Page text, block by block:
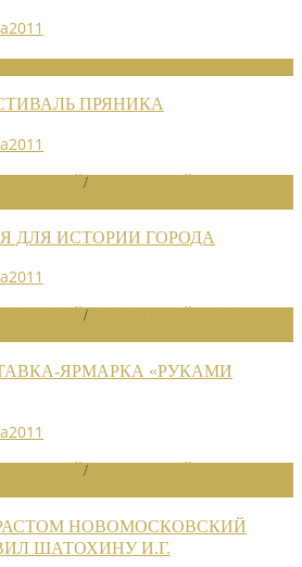
ПРЯНИКА
/
ДЛЯ ИСТОРИИ ГОРОДА
/
ЯРМАРКА «РУКАМИ
/
НОВОМОСКОВСКИЙ
ШАТОХИНУ И.Г.